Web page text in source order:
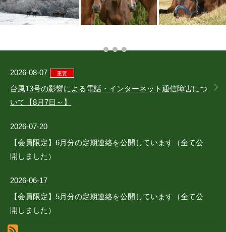
2026-08-07 重要
台風13号の影響による電話・インターネット通信障害につ
いて【8月7日～】
2026-07-20
【会員限定】6月分の定期連絡を公開しています（全て公
開しました）
2026-06-17
【会員限定】5月分の定期連絡を公開しています（全て公
開しました）